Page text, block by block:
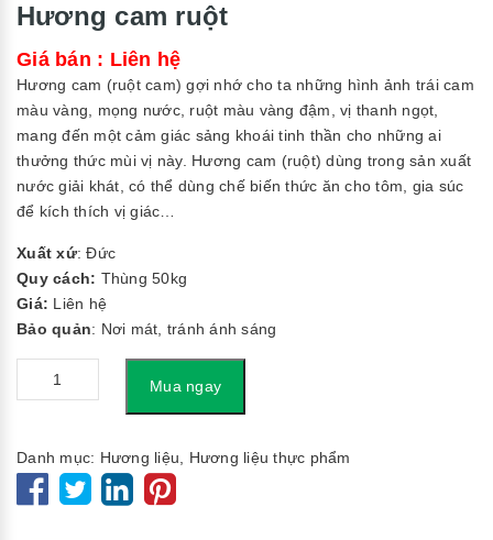
Hương cam ruột
Giá bán : Liên hệ
Hương cam (ruột cam) gợi nhớ cho ta những hình ảnh trái cam
màu vàng, mọng nước, ruột màu vàng đậm, vị thanh ngọt,
mang đến một cảm giác sảng khoái tinh thần cho những ai
thưởng thức mùi vị này. Hương cam (ruột) dùng trong sản xuất
nước giải khát, có thể dùng chế biến thức ăn cho tôm, gia súc
để kích thích vị giác…
Xuất xứ: Đức
Quy cách: Thùng 50kg
Giá: Liên hệ
Bảo quản: Nơi mát, tránh ánh sáng
Mua ngay
Danh mục: Hương liệu Hương liệu thực phẩm